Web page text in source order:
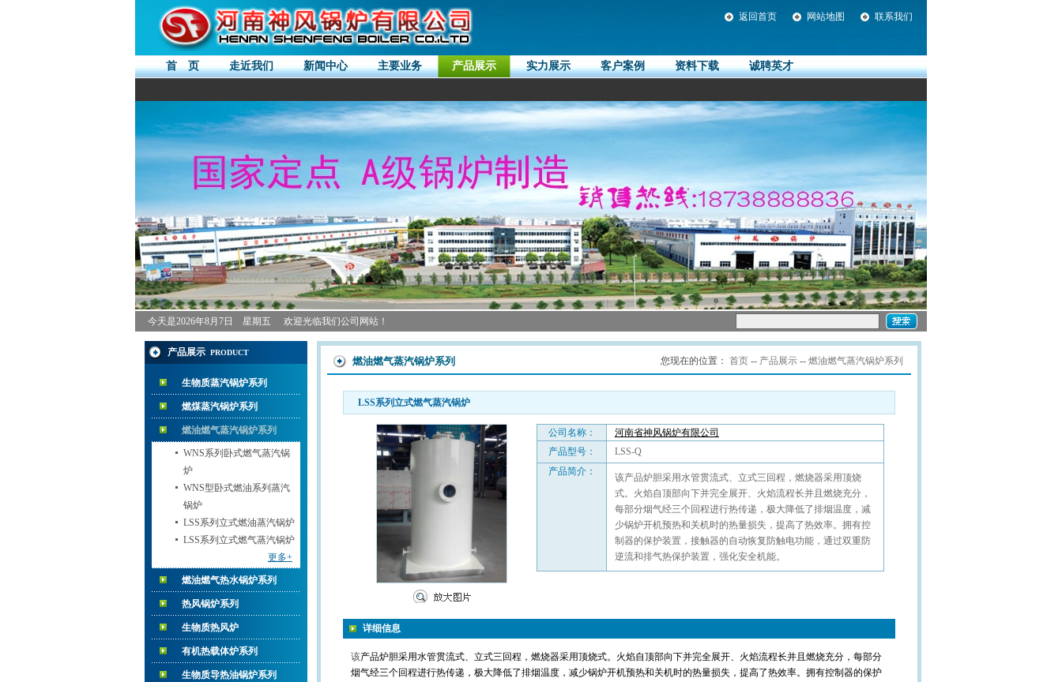
返回首页 网站地图 联系我们
首 页 走近我们 新闻中心 主要业务 产品展示 实力展示 客户案例 资料下载 诚聘英才
今天是2026年8月7日 星期五 欢迎光临我们公司网站！
产品展示 PRODUCT
生物质蒸汽锅炉系列
燃煤蒸汽锅炉系列
燃油燃气蒸汽锅炉系列
WNS系列卧式燃气蒸汽锅
炉
WNS型卧式燃油系列蒸汽
锅炉
LSS系列立式燃油蒸汽锅炉
LSS系列立式燃气蒸汽锅炉
更多+
燃油燃气热水锅炉系列
热风锅炉系列
生物质热风炉
有机热载体炉系列
生物质导热油锅炉系列
燃油燃气蒸汽锅炉系列 您现在的位置： 首页 -- 产品展示 -- 燃油燃气蒸汽锅炉系列
LSS系列立式燃气蒸汽锅炉
公司名称：
河南省神风锅炉有限公司
产品型号：
LSS-Q
产品简介：
该产品炉胆采用水管贯流式、立式三回程，燃烧器采用顶烧
式。火焰自顶部向下并完全展开、火焰流程长并且燃烧充分，
每部分烟气经三个回程进行热传递，极大降低了排烟温度，减
少锅炉开机预热和关机时的热量损失，提高了热效率。拥有控
制器的保护装置，接触器的自动恢复防触电功能，通过双重防
逆流和排气热保护装置，强化安全机能。
详细信息
该产品炉胆采用水管贯流式、立式三回程，燃烧器采用顶烧式。火焰自顶部向下并完全展开、火焰流程长并且燃烧充分，每部分
烟气经三个回程进行热传递，极大降低了排烟温度，减少锅炉开机预热和关机时的热量损失，提高了热效率。拥有控制器的保护